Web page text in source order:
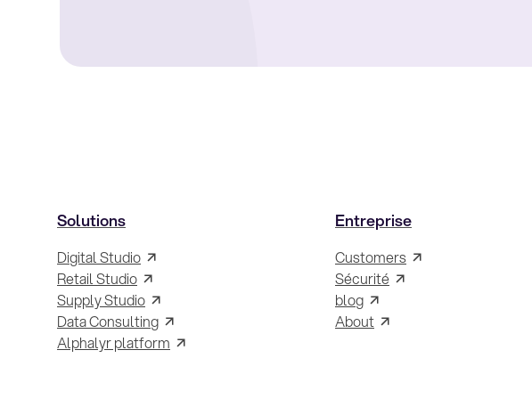
Solutions
Digital Studio
Retail Studio
Supply Studio
Data Consulting
Alphalyr platform
Entreprise
Customers
Sécurité
blog
About